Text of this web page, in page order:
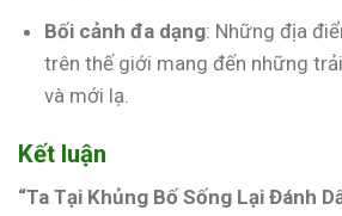
Bối cảnh đa dạng: Những địa
trên thế giới mang đến những
và mới lạ.
Kết luận
“Ta Tại Khủng Bố Sống Lại Đánh